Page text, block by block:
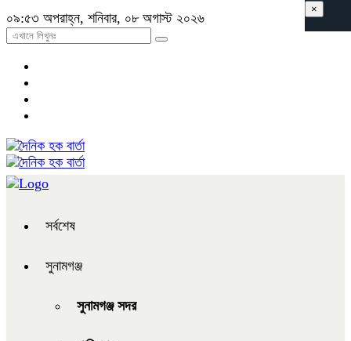
০৯:৫৩ অপরাহ্ন, শনিবার, ০৮ অগাস্ট ২০২৬
সর্বশেষ
সুনামগঞ্জ
সুনামগঞ্জ সদর
×